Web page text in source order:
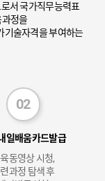
서 국가직무능력표
정을
기술자격을 부여하는
일배움카드발급
동영상 시청,
과정 탐색 후